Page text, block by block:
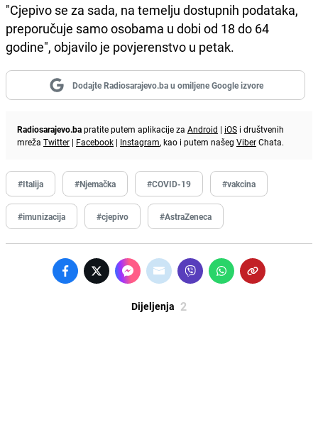
"Cjepivo se za sada, na temelju dostupnih podataka,
preporučuje samo osobama u dobi od 18 do 64
godine", objavilo je povjerenstvo u petak.
Dodajte Radiosarajevo.ba u omiljene Google izvore
Radiosarajevo.bapratite putem aplikacije za Android | iOS i društvenih
mreža Twitter | Facebook | Instagram, kao i putem našeg ViberChata.
#Italija #Njemačka #COVID-19 #vakcina
#imunizacija #cjepivo #AstraZeneca
Dijeljenja 2